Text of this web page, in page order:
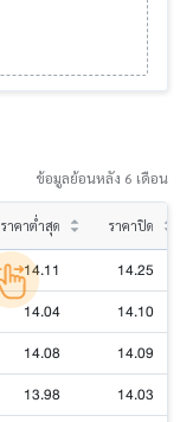
ข้อมูลย้อนหลัง 6 เดือน
ราคาต่ำสุด ราคาปิด
14.11
14.25
14.04
14.10
14.08
14.09
13.98
14.03